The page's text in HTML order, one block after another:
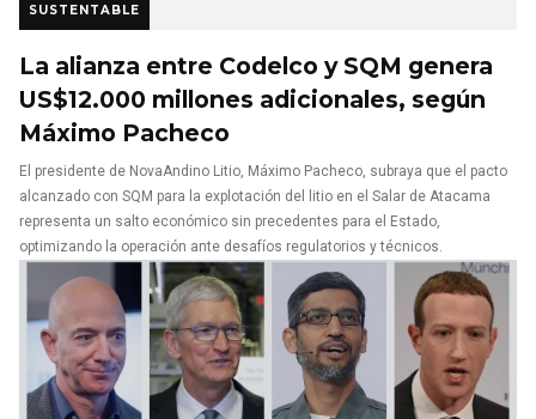
SUSTENTABLE
La alianza entre Codelco y SQM genera
US$12.000 millones adicionales, según
Máximo Pacheco
El presidente de NovaAndino Litio, Máximo Pacheco, subraya que el pacto
alcanzado con SQM para la explotación del litio en el Salar de Atacama
representa un salto económico sin precedentes para el Estado,
optimizando la operación ante desafíos regulatorios y técnicos.